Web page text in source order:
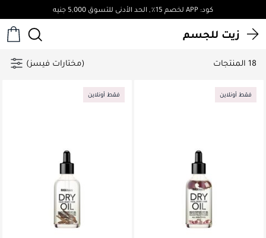
كود: APP لخصم 15٪, الحد الأدنى للتسوق 5,000 جنيه
زيت للجسم
18 المنتجات (مختارات فيسز)
فقط أونلاين فقط أونلاين